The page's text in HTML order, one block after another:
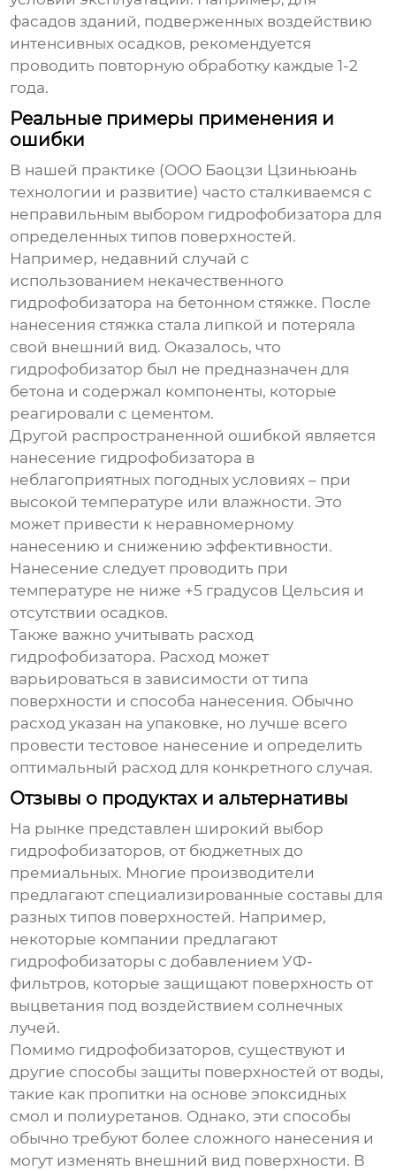
фасадов зданий, подверженных воздействию
интенсивных осадков, рекомендуется
проводить повторную обработку каждые 1-2
года.
Реальные примеры применения и
ошибки
В нашей практике (ООО Баоцзи Цзиньюань
технологии и развитие) часто сталкиваемся с
неправильным выбором гидрофобизатора для
определенных типов поверхностей.
Например, недавний случай с
использованием некачественного
гидрофобизатора на бетонном стяжке. После
нанесения стяжка стала липкой и потеряла
свой внешний вид. Оказалось, что
гидрофобизатор был не предназначен для
бетона и содержал компоненты, которые
реагировали с цементом.
Другой распространенной ошибкой является
нанесение гидрофобизатора в
неблагоприятных погодных условиях – при
высокой температуре или влажности. Это
может привести к неравномерному
нанесению и снижению эффективности.
Нанесение следует проводить при
температуре не ниже +5 градусов Цельсия и
отсутствии осадков.
Также важно учитывать расход
гидрофобизатора. Расход может
варьироваться в зависимости от типа
поверхности и способа нанесения. Обычно
расход указан на упаковке, но лучше всего
провести тестовое нанесение и определить
оптимальный расход для конкретного случая.
Отзывы о продуктах и альтернативы
На рынке представлен широкий выбор
гидрофобизаторов, от бюджетных до
премиальных. Многие производители
предлагают специализированные составы для
разных типов поверхностей. Например,
некоторые компании предлагают
гидрофобизаторы с добавлением УФ-
фильтров, которые защищают поверхность от
выцветания под воздействием солнечных
лучей.
Помимо гидрофобизаторов, существуют и
другие способы защиты поверхностей от воды,
такие как пропитки на основе эпоксидных
смол и полиуретанов. Однако, эти способы
обычно требуют более сложного нанесения и
могут изменять внешний вид поверхности. В